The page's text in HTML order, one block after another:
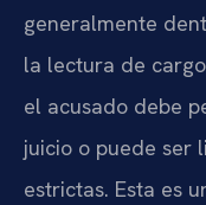
generalmente
la lectura de
el acusado debe
juicio o puede ser
estrictas. Esta es